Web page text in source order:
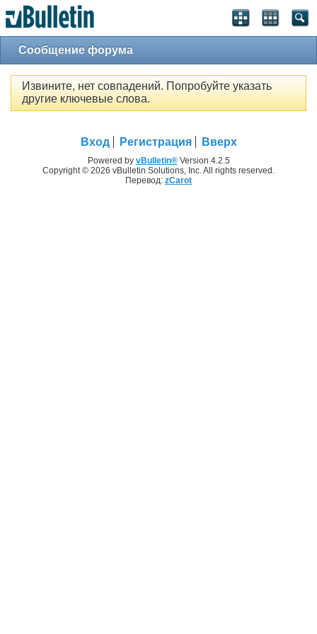
Сообщение форума
Извините, нет совпадений. Попробуйте указать
другие ключевые слова.
Вход Регистрация Вверх
Powered by vBulletin®Version 4.2.5
Copyright © 2026 vBulletin Solutions, Inc. All rights reserved.
Перевод: zCarot